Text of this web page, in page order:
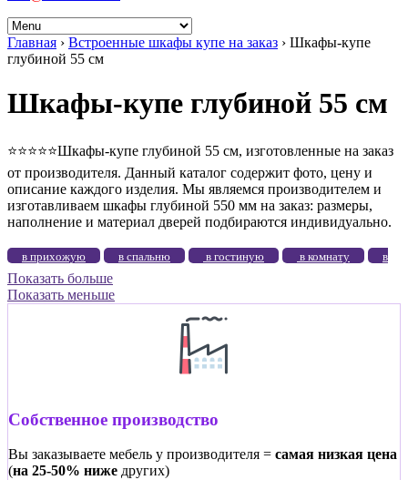
Главная › Встроенные шкафы купе на заказ › Шкафы-купе
глубиной 55 см
Шкафы-купе глубиной 55 см
⭐️⭐️⭐️⭐️⭐️Шкафы-купе глубиной 55 см, изготовленные на заказ
от производителя. Данный каталог содержит фото, цену и
описание каждого изделия. Мы являемся производителем и
изготавливаем шкафы глубиной 550 мм на заказ: размеры,
наполнение и материал дверей подбираются индивидуально.
в прихожую в спальню в гостиную в комнату
в
зал
в коридор
фотопечатью
2-дверные 3-дверные 4-дверные
5-
в детскую
ЛДСП
до потолка
белые
Показать больше
Показать меньше
Собственное производство
Вы заказываете мебель у производителя = самая низкая цена
(на 25-50% ниже других)